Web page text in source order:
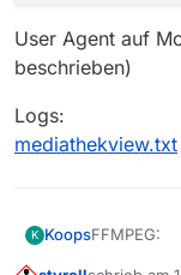
User Agent auf
beschrieben)
Logs:
mediathekview.txt
K KoopsFFMPEG: